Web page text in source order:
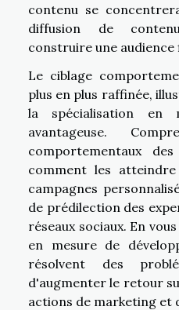
contenu se
diffusion de
construire une audience
Le ciblage
plus en plus raffinée,
la spécialisation en
avantageuse.
comportementaux
comment les
campagnes
de prédilection des
réseaux sociaux. En
en mesure de
résolvent des
d'augmenter le retour
actions de marketing et